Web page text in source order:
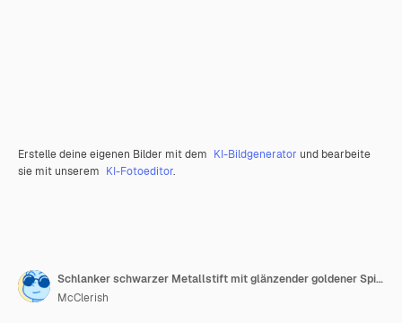
Erstelle deine eigenen Bilder mit dem KI-Bildgenerator und bearbeite
sie mit unserem KI-Fotoeditor.
Schlanker schwarzer Metallstift mit glänzender goldener Spitze in einem fröhlichen Winkel
McClerish